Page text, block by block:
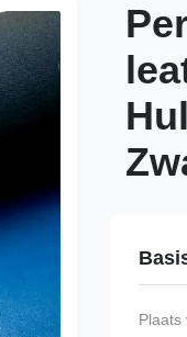
Plaats